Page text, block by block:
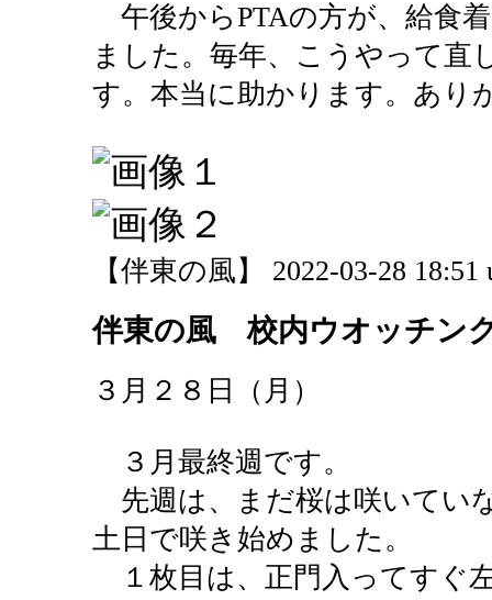
午後からPTAの方が、給食
ました。毎年、こうやって直
す。本当に助かります。あり
【伴東の風】 2022-03-28 18:51
伴東の風 校内ウオッチン
３月２８日（月）
３月最終週です。
先週は、まだ桜は咲いてい
土日で咲き始めました。
１枚目は、正門入ってすぐ